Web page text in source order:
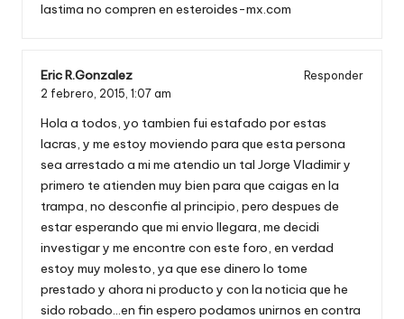
lastima no compren en esteroides-mx.com
Eric R.Gonzalez
Responder
2 febrero, 2015, 1:07 am
Hola a todos, yo tambien fui estafado por estas
lacras, y me estoy moviendo para que esta persona
sea arrestado a mi me atendio un tal Jorge Vladimir y
primero te atienden muy bien para que caigas en la
trampa, no desconfie al principio, pero despues de
estar esperando que mi envio llegara, me decidi
investigar y me encontre con este foro, en verdad
estoy muy molesto, ya que ese dinero lo tome
prestado y ahora ni producto y con la noticia que he
sido robado…en fin espero podamos unirnos en contra